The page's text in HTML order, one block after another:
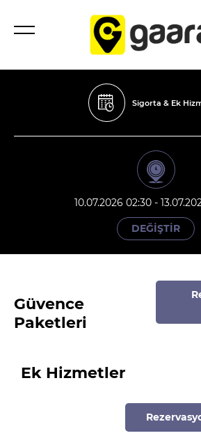
Sigorta & Ek
10.07.2026 02:30 -
DEĞİŞTİR
Güvence
Paketleri
Ek Hizmetler